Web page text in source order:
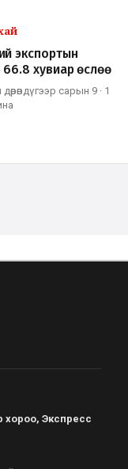
экспортын
66.8 хувиар өслөө
сарын 9 · 1
хороо, Экспресс